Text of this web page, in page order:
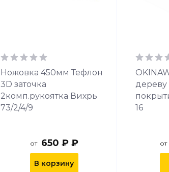
Ножовка 450мм Тефлон
3D заточка
2комп.рукоятка Вихрь
73/2/4/9
от 650 ₽ ₽
В корзину
дереву
16
от